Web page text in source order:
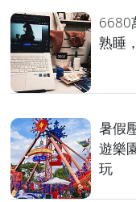
6680
熟睡
暑假
遊樂
玩